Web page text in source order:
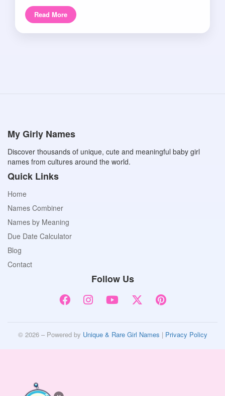
Read More
My Girly Names
Discover thousands of unique, cute and meaningful baby girl
names from cultures around the world.
Quick Links
Home
Names Combiner
Names by Meaning
Due Date Calculator
Blog
Contact
Follow Us
© 2026 – Powered by Unique & Rare Girl Names | Privacy Policy